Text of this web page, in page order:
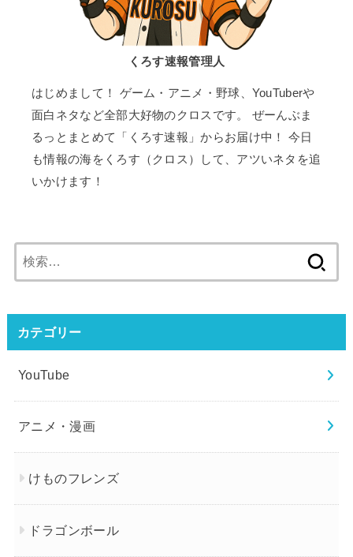
くろす速報管理人
はじめまして！ ゲーム・アニメ・野球、YouTuberや
面白ネタなど全部大好物のクロスです。 ぜーんぶま
るっとまとめて「くろす速報」からお届け中！ 今日
も情報の海をくろす（クロス）して、アツいネタを追
いかけます！
索:
カテゴリー
YouTube
アニメ・漫画
けものフレンズ
ドラゴンボール